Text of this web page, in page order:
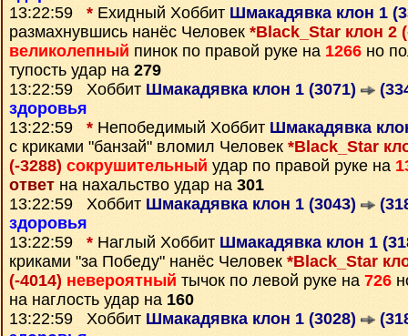
13:22:59 * Ехидный Хоббит Шмакадявка клон 1
размахнувшись нанёс Человек *Black_Star клон 2
великолепный пинок по правой руке на 1266 но
тупость удар на 279
13:22:59 Хоббит Шмакадявка клон 1 (3071)
здоровья
13:22:59 * Непобедимый Хоббит Шмакадявка
с криками "банзай" вломил Человек *Black_Star
(-3288) сокрушительный удар по правой руке на
ответ на нахальство удар на 301
13:22:59 Хоббит Шмакадявка клон 1 (3043)
здоровья
13:22:59 * Наглый Хоббит Шмакадявка клон 1
криками "за Победу" нанёс Человек *Black_Star
(-4014) невероятный тычок по левой руке на 726
на наглость удар на 160
13:22:59 Хоббит Шмакадявка клон 1 (3028)